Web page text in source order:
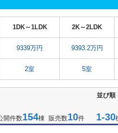
1DK～1LDK 2K～2LDK
9339万円 9393.2万円
2室 5室
並び順
開件数154棟 販売数10件 1-30